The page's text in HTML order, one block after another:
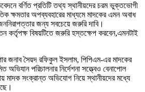
বর্ণিত প্রতিটি তথ্য স্থানীয়দের চরম ভুক্তভোগী
ক্ষমতার অপব্যবহারের মাধ্যমে মাদকের এমন অবাধ
জন্য সবচেয়ে জরুরি দাবি।
কর্তৃপক্ষ বিষয়টিতে জরুরি হস্তক্ষেপ করবেন,এমনটাই
জনাব সৈয়দ রফিকুল ইসলাম, পিপিএম-এর মাদকের
পরিচালনার নির্দেশনা সত্ত্বেও বেনাপোল
মাদক সংক্রান্ত অভিযোগ নিয়ে স্থানীয়দের মধ্যে